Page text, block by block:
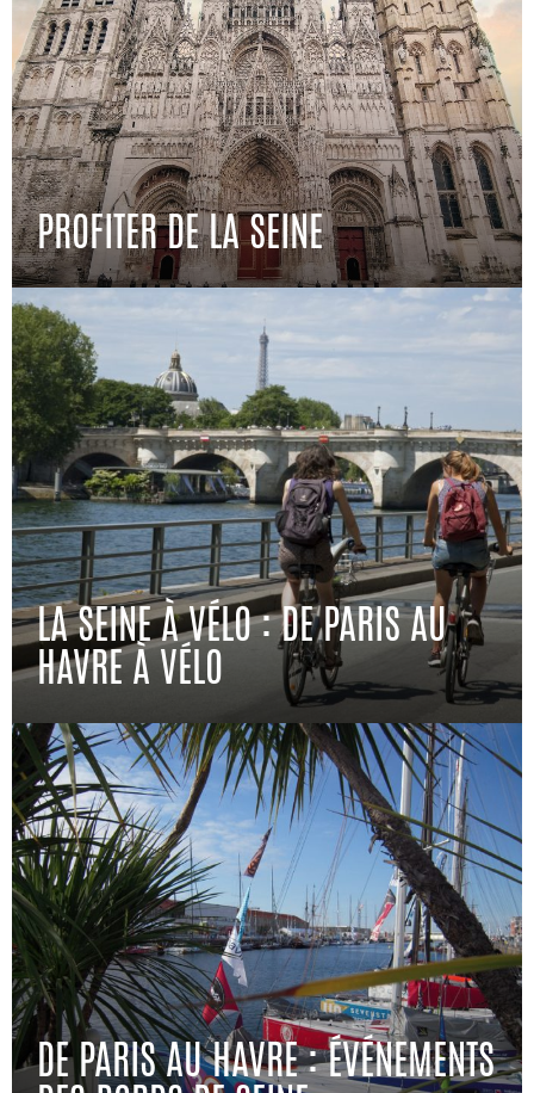
PROFITER DE LA SEINE
LA SEINE À VÉLO : DE PARIS AU
HAVRE À VÉLO
DE PARIS AU HAVRE : ÉVÉNEMENTS